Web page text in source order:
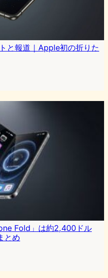
と報道｜Apple初の折りた
Fold」は約2,400ドル
とめ